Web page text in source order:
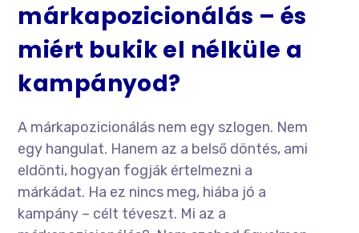
márkapozicionálás – és
miért bukik el nélküle a
kampányod?
A márkapozicionálás nem egy szlogen. Nem
egy hangulat. Hanem az a belső döntés, ami
eldönti, hogyan fogják értelmezni a
márkádat. Ha ez nincs meg, hiába jó a
kampány – célt téveszt. Mi az a